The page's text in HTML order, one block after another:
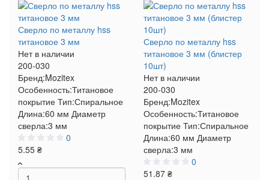
Сверло по металлу hss
титановое 3 мм
Нет в наличии
200-030
Бренд:Mozitex
Особенность:Титановое
покрытие Тип:Спиральное
Длина:60 мм Диаметр
сверла:3 мм
0
5.55 ₴
Сверло по металлу hss
титановое 3 мм (блистер
10шт)
Нет в наличии
200-030
Бренд:Mozitex
Особенность:Титановое
покрытие Тип:Спиральное
Длина:60 мм Диаметр
сверла:3 мм
0
51.87 ₴